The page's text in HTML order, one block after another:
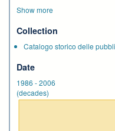
Show more
Collection
Catalogo storico delle
Date
1986 -2006
(decades)